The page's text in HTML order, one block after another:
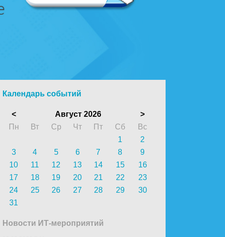
Календарь событий
< Август 2026
>
Пн
Вт Ср Чт Пт Сб
Вс
1
2
3
4 5 6 7 8
9
10
11 12 13 14 15
16
17
18 19 20 21 22
23
24
25 26 27 28 29
30
31
Новости ИТ-мероприятий